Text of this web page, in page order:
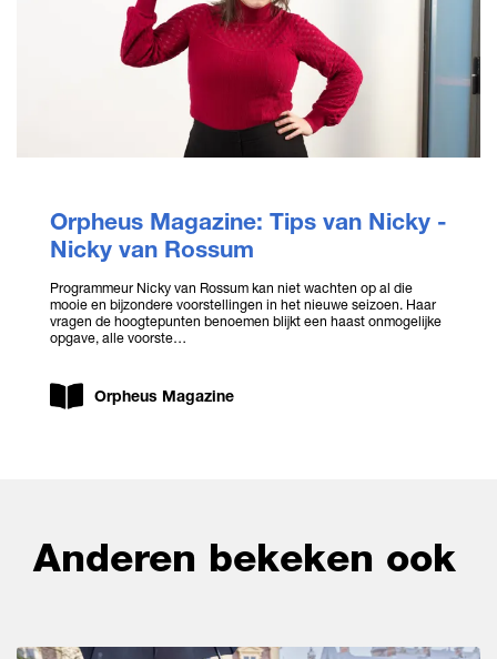
Orpheus Magazine: Tips van Nicky -
Nicky van Rossum
Programmeur Nicky van Rossum kan niet wachten op al die
mooie en bijzondere voorstellingen in het nieuwe seizoen. Haar
vragen de hoogtepunten benoemen blijkt een haast onmogelijke
opgave, alle voorste…
Orpheus Magazine
Anderen bekeken ook